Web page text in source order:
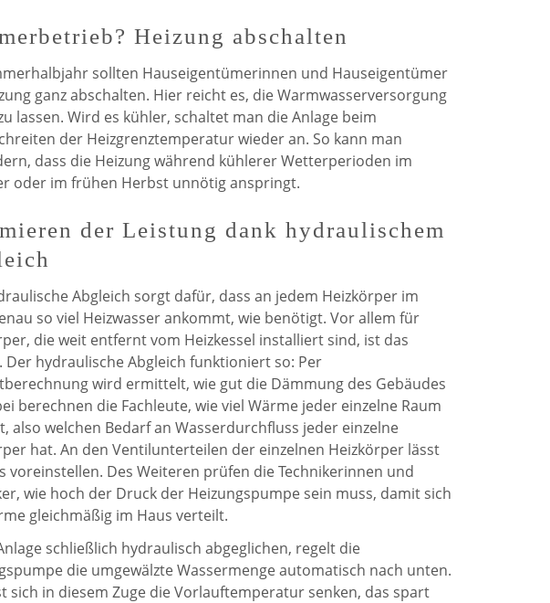
Heizung abschalten
sollten Hauseigentümerinnen und Hauseigentümer
ganz abschalten. Hier reicht es, die Warmwasserversorgung
lassen. Wird es kühler, schaltet man die Anlage beim
der Heizgrenztemperatur wieder an. So kann man
dass die Heizung während kühlerer Wetterperioden im
oder im frühen Herbst unnötig anspringt.
der Leistung dank hydraulischem
Abgleich sorgt dafür, dass an jedem Heizkörper im
so viel Heizwasser ankommt, wie benötigt. Vor allem für
die weit entfernt vom Heizkessel installiert sind, ist das
Der hydraulische Abgleich funktioniert so: Per
wird ermittelt, wie gut die Dämmung des Gebäudes
berechnen die Fachleute, wie viel Wärme jeder einzelne Raum
also welchen Bedarf an Wasserdurchfluss jeder einzelne
hat. An den Ventilunterteilen der einzelnen Heizkörper lässt
voreinstellen. Des Weiteren prüfen die Technikerinnen und
wie hoch der Druck der Heizungspumpe sein muss, damit sich
gleichmäßig im Haus verteilt.
schließlich hydraulisch abgeglichen, regelt die
die umgewälzte Wassermenge automatisch nach unten.
sich in diesem Zuge die Vorlauftemperatur senken, das spart